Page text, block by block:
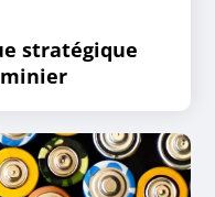
stratégique